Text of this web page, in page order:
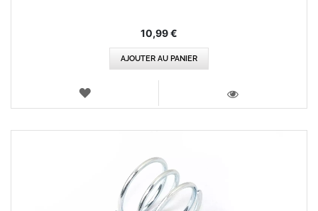
10,99 €
AJOUTER AU PANIER
AJOUTER